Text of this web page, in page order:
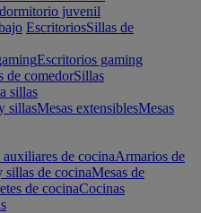
juvenil
EscritoriosSillas de
Escritorios gaming
de comedorSillas
sillas
sillasMesas extensiblesMesas
de cocinaArmarios de
sillas de cocinaMesas de
de cocinaCocinas